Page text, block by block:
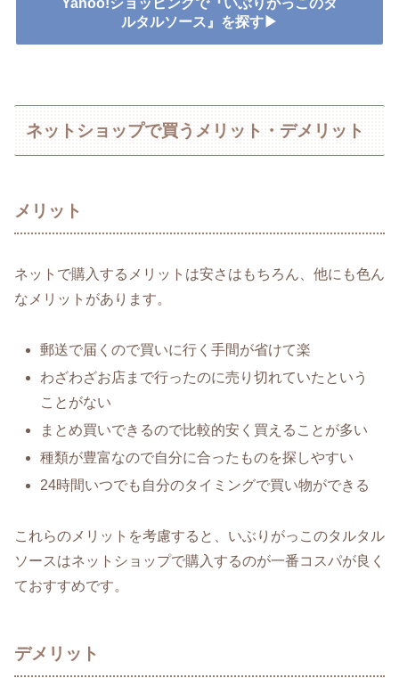
ルタルソース』を探す▶
ネットショップで買うメリット・デメリット
メリット
ネットで購入するメリットは安さはもちろん、他にも色ん
なメリットがあります。
郵送で届くので買いに行く手間が省けて楽
わざわざお店まで行ったのに売り切れていたという
ことがない
まとめ買いできるので比較的安く買えることが多い
種類が豊富なので自分に合ったものを探しやすい
24時間いつでも自分のタイミングで買い物ができる
これらのメリットを考慮すると、いぶりがっこのタルタル
ソースはネットショップで購入するのが一番コスパが良く
ておすすめです。
デメリット